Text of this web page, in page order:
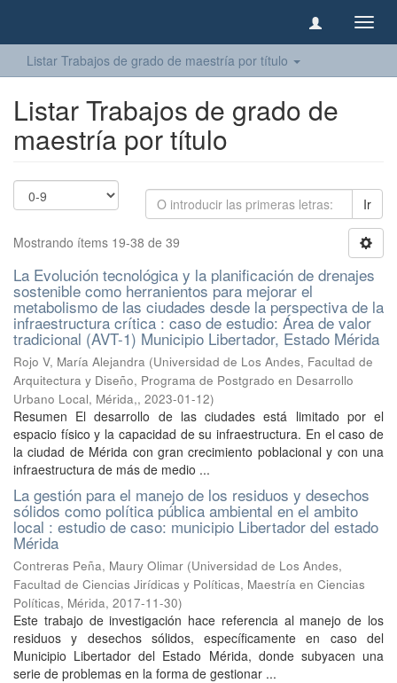
Listar Trabajos de grado de maestría por título
Listar Trabajos de grado de
maestría por título
Ir
Mostrando ítems 19-38 de 39
La Evolución tecnológica y la planificación de drenajes
sostenible como herranientos para mejorar el
metabolismo de las ciudades desde la perspectiva de la
infraestructura crítica : caso de estudio: Área de valor
tradicional (AVT-1) Municipio Libertador, Estado Mérida
Rojo V, María Alejandra (Universidad de Los Andes, Facultad de
Arquitectura y Diseño, Programa de Postgrado en Desarrollo
Urbano Local, Mérida,, 2023-01-12)
Resumen El desarrollo de las ciudades está limitado por el
espacio físico y la capacidad de su infraestructura. En el caso de
la ciudad de Mérida con gran crecimiento poblacional y con una
infraestructura de más de medio ...
La gestión para el manejo de los residuos y desechos
sólidos como política pública ambiental en el ambito
local : estudio de caso: municipio Libertador del estado
Mérida
Contreras Peña, Maury Olimar (Universidad de Los Andes,
Facultad de Ciencias Jirídicas y Políticas, Maestría en Ciencias
Políticas, Mérida, 2017-11-30)
Este trabajo de investigación hace referencia al manejo de los
residuos y desechos sólidos, específicamente en caso del
Municipio Libertador del Estado Mérida, donde subyacen una
serie de problemas en la forma de gestionar ...